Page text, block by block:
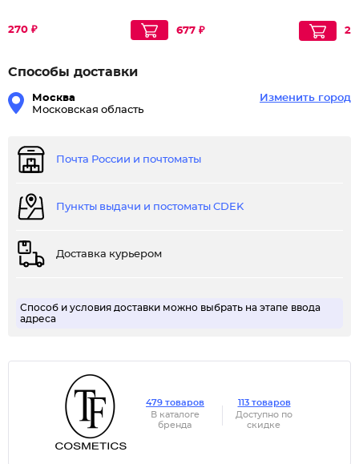
270 ₽ 677 ₽
Способы доставки
Москва
Московская область
Изменить город
Почта России и почтоматы
Пункты выдачи и постоматы CDEK
Доставка курьером
Способ и условия доставки можно выбрать на этапе ввода
адреса
479 товаров
В каталоге
бренда
113 товаров
Доступно по
скидке